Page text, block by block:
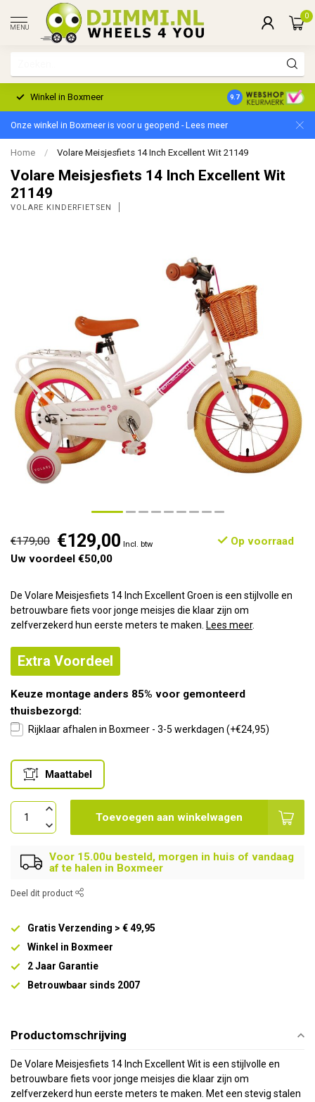
MENU
0
Winkel in Boxmeer 2 Jaar Garantie
9.7
Onze winkel in Boxmeer is voor u geopend - Lees meer
Home / Volare Meisjesfiets 14 Inch Excellent Wit 21149
Volare Meisjesfiets 14 Inch Excellent Wit
21149
VOLARE KINDERFIETSEN
€179,00 €129,00 Incl. btw
Op voorraad
Uw voordeel €50,00
De Volare Meisjesfiets 14 Inch Excellent Groen is een stijlvolle en
betrouwbare fiets voor jonge meisjes die klaar zijn om
zelfverzekerd hun eerste meters te maken. Lees meer.
Extra Voordeel
Keuze montage anders 85% voor gemonteerd
thuisbezorgd:
Rijklaar afhalen in Boxmeer - 3-5 werkdagen (+€24,95)
Maattabel
Toevoegen aan winkelwagen
Voor 15.00u besteld, morgen in huis of vandaag
af te halen in Boxmeer
Deel dit product
Gratis Verzending > € 49,95
Winkel in Boxmeer
2 Jaar Garantie
Betrouwbaar sinds 2007
Productomschrijving
De Volare Meisjesfiets 14 Inch Excellent Wit is een stijlvolle en
betrouwbare fiets voor jonge meisjes die klaar zijn om
zelfverzekerd hun eerste meters te maken. Met een stevig stalen